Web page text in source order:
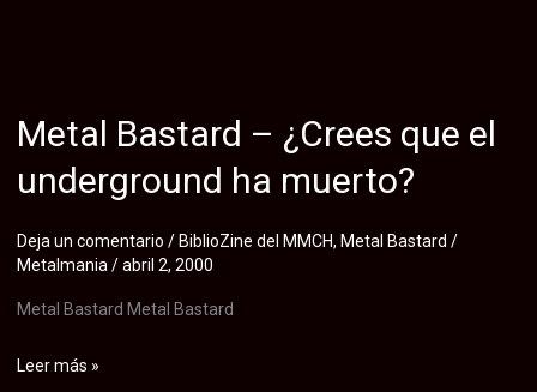
Metal Bastard – ¿Crees que el
underground ha muerto?
Deja un comentario / BiblioZine del MMCH, Metal Bastard /
Metalmania /abril 2, 2000
Metal Bastard Metal Bastard
Metal
Leer más »